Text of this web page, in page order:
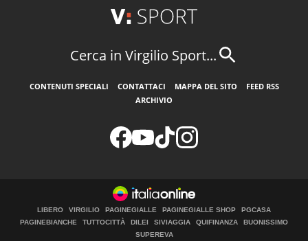
Cerca in Virgilio Sport...
CONTENUTI SPECIALI CONTATTACI MAPPA DEL SITO
FEED RSS
ARCHIVIO
LIBERO VIRGILIO PAGINEGIALLE PAGINEGIALLE SHOP
PGCASA
PAGINEBIANCHE
TUTTOCITTÀ DILEI SIVIAGGIA QUIFINANZA
BUONISSIMO
SUPEREVA